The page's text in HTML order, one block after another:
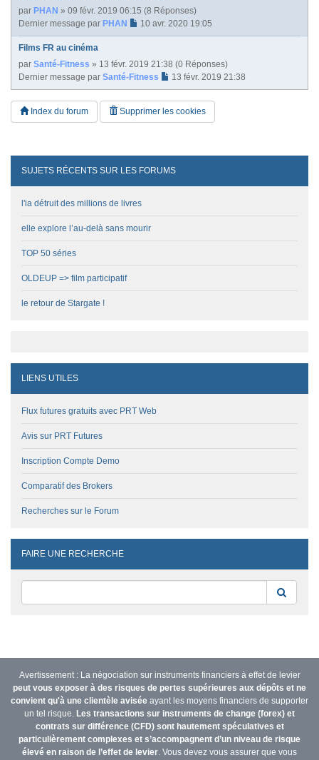
par PHAN » 09 févr. 2019 06:15 (8 Réponses)
Dernier message par PHAN 10 avr. 2020 19:05
Films FR au cinéma
par Santé-Fitness » 13 févr. 2019 21:38 (0 Réponses)
Dernier message par Santé-Fitness 13 févr. 2019 21:38
Index du forum Supprimer les cookies
SUJETS RÉCENTS SUR LES FORUMS
l'ia détruit des millions de livres
elle explore l’au-delà sans mourir
TOP 50 séries
OLDEUP => film participatif
le retour de Stargate !
LIENS UTILES
Flux futures gratuits avec PRT Web
Avis sur PRT Futures
Inscription Compte Demo
Comparatif des Brokers
Recherches sur le Forum
FAIRE UNE RECHERCHE
Avertissement : La négociation sur instruments financiers à effet de levier
peut vous exposer à des risques de pertes supérieures aux dépôts et ne
convient qu'à une clientèle avisée ayant les moyens financiers de supporter
un tel risque. Les transactions sur instruments de change (forex) et
contrats sur différence (CFD) sont hautement spéculatives et
particulièrement complexes et s’accompagnent d’un niveau de risque
élevé en raison de l’effet de levier. Vous devez vous assurer que vous